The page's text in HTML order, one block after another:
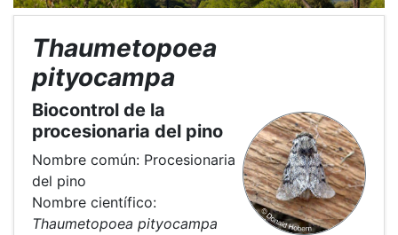
Thaumetopoea
pityocampa
Biocontrol de la
procesionaria del pino
Nombre común: Procesionaria
del pino
Nombre científico:
Thaumetopoea pityocampa